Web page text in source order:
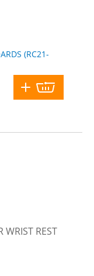
(RC21-